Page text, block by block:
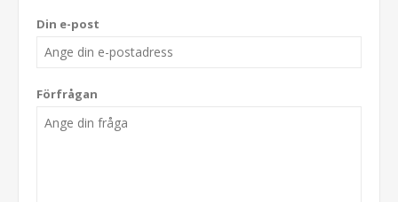
Din e-post
Förfrågan